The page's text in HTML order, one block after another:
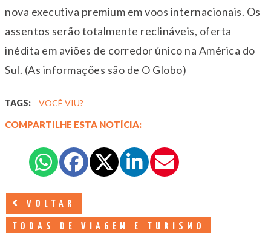
nova executiva premium em voos internacionais. Os
assentos serão totalmente reclináveis, oferta
inédita em aviões de corredor único na América do
Sul. (As informações são de O Globo)
TAGS: VOCÊ VIU?
COMPARTILHE ESTA NOTÍCIA:
VOLTAR
TODAS DE VIAGEM E TURISMO